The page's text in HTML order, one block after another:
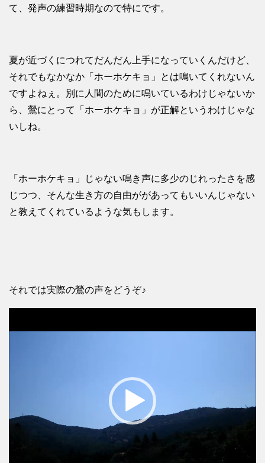
て、発声の練習時期なので特にです。
夏が近づくにつれてだんだん上手になっていくんだけど、
それでもなかなか「ホーホケキョ」とは鳴いてくれないん
ですよねぇ。別に人間のために鳴いているわけじゃないか
ら、鶯にとって「ホーホケキョ」が正解というわけじゃな
いしね。
「ホーホケキョ」じゃない鳴き声に多少のじれったさを感
じつつ、そんな生き方の自由ががあってもいいんじゃない
と教えてくれているような気もします。
それでは実際の鶯の声をどうぞ♪
画
ー